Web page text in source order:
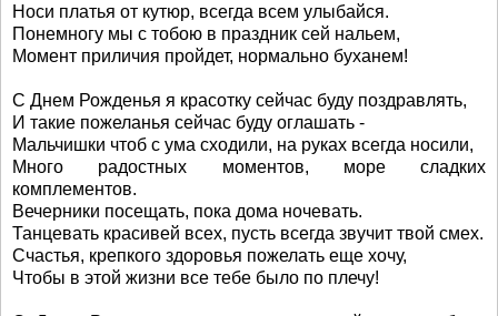
Носи платья от кутюр, всегда всем улыбайся.
Понемногу мы с тобою в праздник сей нальем,
Момент приличия пройдет, нормально буханем!
С Днем Рожденья я красотку сейчас буду поздравлять,
И такие пожеланья сейчас буду оглашать -
Мальчишки чтоб с ума сходили, на руках всегда носили,
Много радостных моментов, море сладких
комплементов.
Вечерники посещать, пока дома ночевать.
Танцевать красивей всех, пусть всегда звучит твой смех.
Счастья, крепкого здоровья пожелать еще хочу,
Чтобы в этой жизни все тебе было по плечу!